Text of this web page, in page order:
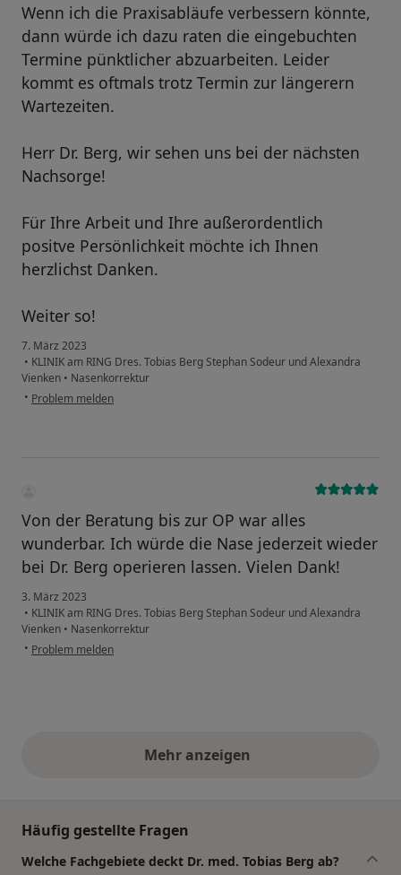
Wenn ich die Praxisabläufe verbessern könnte,
dann würde ich dazu raten die eingebuchten
Termine pünktlicher abzuarbeiten. Leider
kommt es oftmals trotz Termin zur längerern
Wartezeiten.
Herr Dr. Berg, wir sehen uns bei der nächsten
Nachsorge!
Für Ihre Arbeit und Ihre außerordentlich
positve Persönlichkeit möchte ich Ihnen
herzlichst Danken.
Weiter so!
7. März 2023
• KLINIK am RING Dres. Tobias Berg Stephan Sodeur und Alexandra
Vienken • Nasenkorrektur
• Problem melden
Von der Beratung bis zur OP war alles
wunderbar. Ich würde die Nase jederzeit wieder
bei Dr. Berg operieren lassen. Vielen Dank!
3. März 2023
• KLINIK am RING Dres. Tobias Berg Stephan Sodeur und Alexandra
Vienken • Nasenkorrektur
• Problem melden
Mehr anzeigenobige Stellungnahmen
Häufig gestellte Fragen
Welche Fachgebiete deckt Dr. med. Tobias Berg ab?